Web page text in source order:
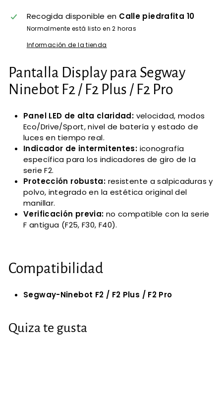
Recogida disponible en Calle piedrafita 10
Normalmente está listo en 2 horas
Información de la tienda
Pantalla Display para Segway
Ninebot F2 / F2 Plus / F2 Pro
Panel LED de alta claridad: velocidad, modos
Eco/Drive/Sport, nivel de batería y estado de
luces en tiempo real.
Indicador de intermitentes: iconografía
específica para los indicadores de giro de la
serie F2.
Protección robusta: resistente a salpicaduras y
polvo, integrado en la estética original del
manillar.
Verificación previa: no compatible con la serie
F antigua (F25, F30, F40).
Compatibilidad
Segway-Ninebot F2 / F2 Plus / F2 Pro
Quiza te gusta